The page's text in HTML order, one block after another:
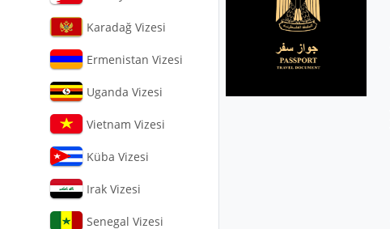
Karadağ Vizesi
Ermenistan Vizesi
Uganda Vizesi
Vietnam Vizesi
Küba Vizesi
Irak Vizesi
Senegal Vizesi